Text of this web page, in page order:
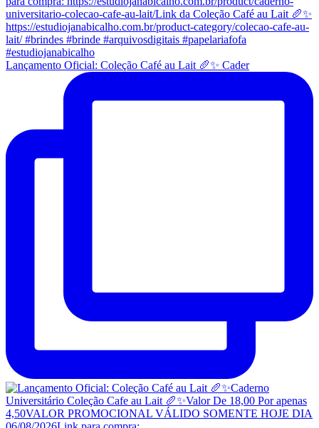
Lançamento Oficial: Coleção Café au Lait 🥖✨ Cader